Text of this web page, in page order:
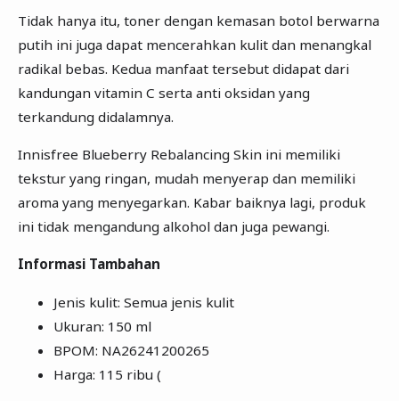
Tidak hanya itu, toner dengan kemasan botol berwarna
putih ini juga dapat mencerahkan kulit dan menangkal
radikal bebas. Kedua manfaat tersebut didapat dari
kandungan vitamin C serta anti oksidan yang
terkandung didalamnya.
Innisfree Blueberry Rebalancing Skin ini memiliki
tekstur yang ringan, mudah menyerap dan memiliki
aroma yang menyegarkan. Kabar baiknya lagi, produk
ini tidak mengandung alkohol dan juga pewangi.
Informasi Tambahan
Jenis kulit: Semua jenis kulit
Ukuran: 150 ml
BPOM: NA26241200265
Harga: 115 ribu (